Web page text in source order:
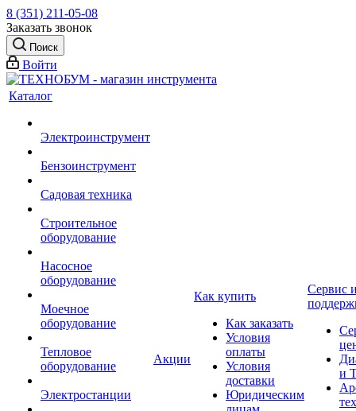
8 (351) 211-05-08
Заказать звонок
Поиск
Войти
Каталог
Электроинструмент
Бензоинструмент
Садовая техника
Строительное
оборудование
Насосное
оборудование
Моечное
оборудование
Тепловое
оборудование
Электростанции
Акции
Как купить
Как заказать
Условия
оплаты
Условия
доставки
Юридическим
Сервис
и